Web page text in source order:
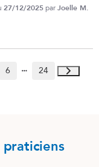
27/12/2025 parJoelle M.
6 24
praticiens